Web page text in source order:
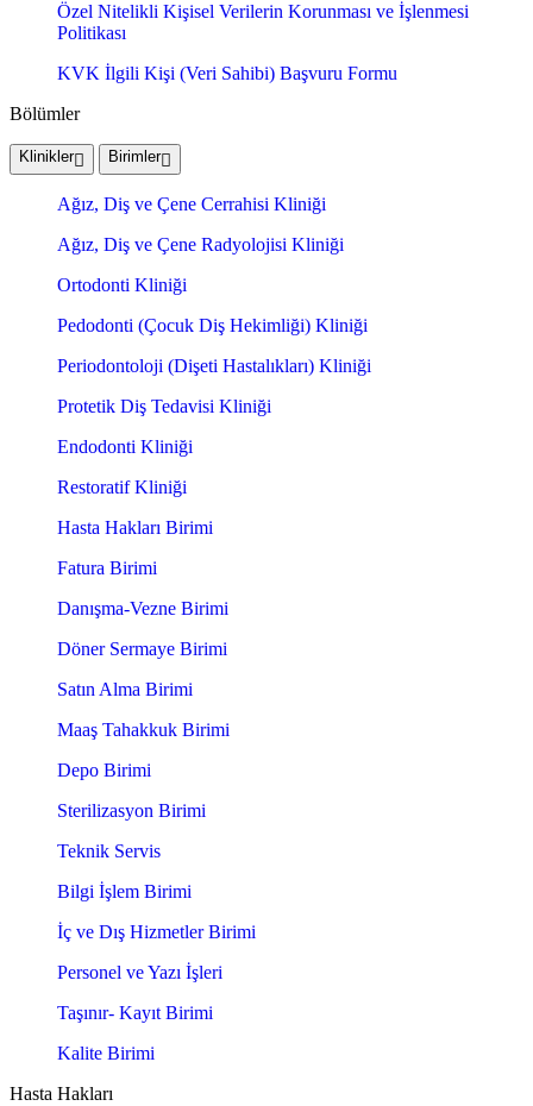
Özel Nitelikli Kişisel Verilerin Korunması ve İşlenmesi
Politikası
KVK İlgili Kişi (Veri Sahibi) Başvuru Formu
Bölümler
Klinikler Birimler
Ağız, Diş ve Çene Cerrahisi Kliniği
Ağız, Diş ve Çene Radyolojisi Kliniği
Ortodonti Kliniği
Pedodonti (Çocuk Diş Hekimliği) Kliniği
Periodontoloji (Dişeti Hastalıkları) Kliniği
Protetik Diş Tedavisi Kliniği
Endodonti Kliniği
Restoratif Kliniği
Hasta Hakları Birimi
Fatura Birimi
Danışma-Vezne Birimi
Döner Sermaye Birimi
Satın Alma Birimi
Maaş Tahakkuk Birimi
Depo Birimi
Sterilizasyon Birimi
Teknik Servis
Bilgi İşlem Birimi
İç ve Dış Hizmetler Birimi
Personel ve Yazı İşleri
Taşınır- Kayıt Birimi
Kalite Birimi
Hasta Hakları